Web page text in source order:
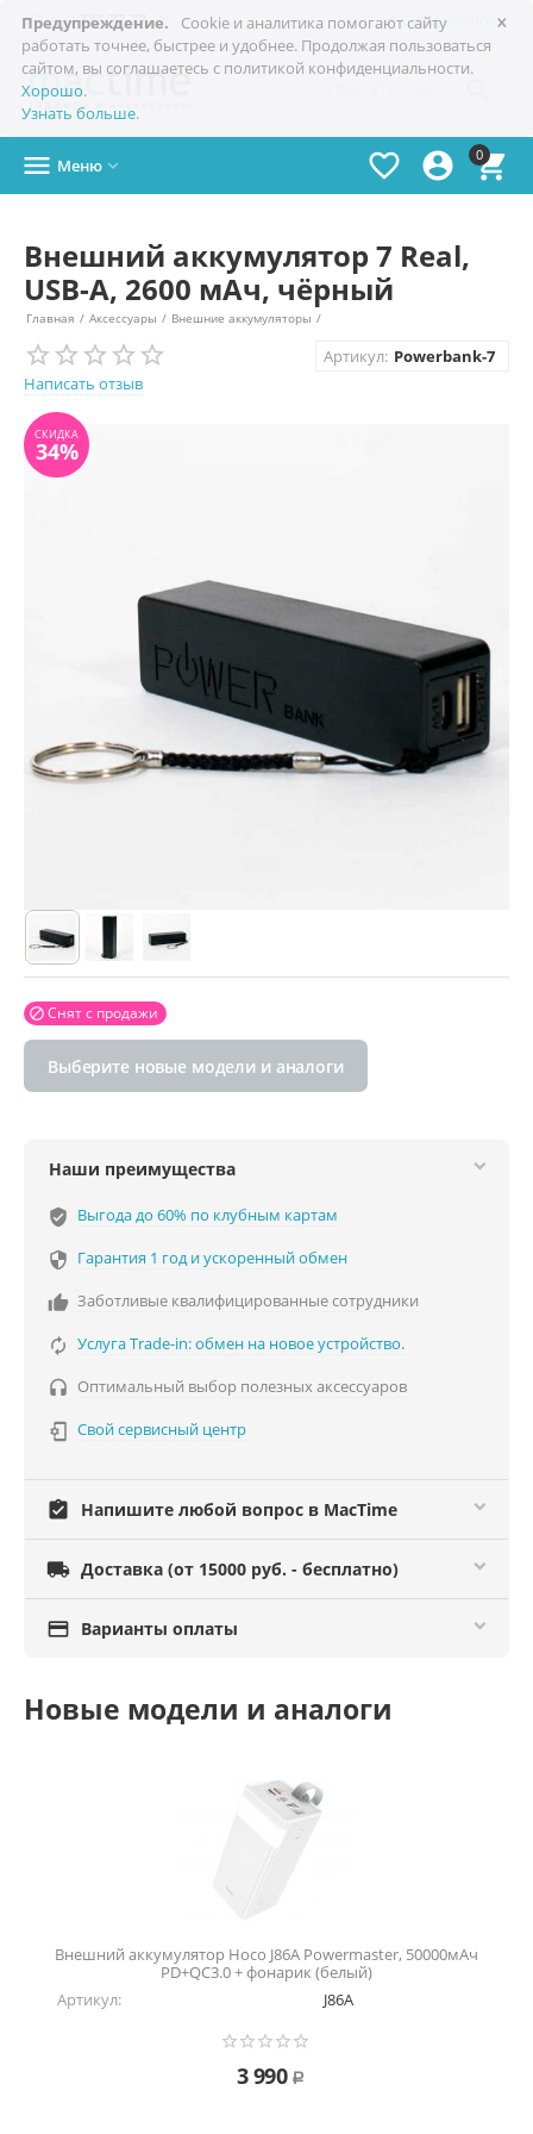
×
Предупреждение.
Cookie и аналитика помогают сайту
работать точнее, быстрее и удобнее. Продолжая пользоваться
сайтом, вы соглашаетесь с политикой конфиденциальности.
Хорошо.
Узнать больше.
Симферополь
+7(978)773-77-77 
0



 Меню 
Внешний аккумулятор 7 Real,
USB-A, 2600 мАч, чёрный
Главная / Аксессуары / Внешние аккумуляторы /
Написать отзыв
Артикул: Powerbank-7
СКИДКА
34%
Снят с продажи

Выберите новые модели и аналоги
Наши преимущества
verified_user Выгода до 60% по клубным картам
 Гарантия 1 год и ускоренный обмен
 Заботливые квалифицированные сотрудники
 Услуга Trade-in: обмен на новое устройство.
 Оптимальный выбор полезных аксессуаров
 Свой сервисный центр
assignment_turned_in Напишите любой вопрос в MacTime
 Доставка (от 15000 руб. - бесплатно)
 Варианты оплаты
Новые модели и аналоги
Внешний аккумулятор Hoco J86A Powermaster, 50000мАч
PD+QC3.0 + фонарик (белый)
Артикул:
J86A
3 990 Р